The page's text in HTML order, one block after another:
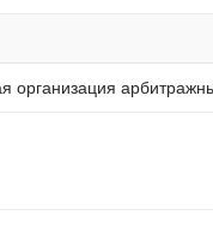
организация